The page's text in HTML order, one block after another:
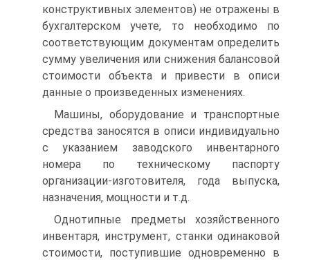
конструктивных элементов) не отражены в
бухгалтерском учете, то необходимо по
соответствующим документам определить
сумму увеличения или снижения балансовой
стоимости объекта и привести в описи
данные о произведенных изменениях.
Машины, оборудование и транспортные
средства заносятся в описи индивидуально
с указанием заводского инвентарного
номера по техническому паспорту
организации-изготовителя, года выпуска,
назначения, мощности и т.д.
Однотипные предметы хозяйственного
инвентаря, инструмент, станки одинаковой
стоимости, поступившие одновременно в